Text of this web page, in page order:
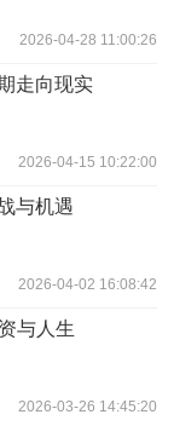
2026-04-28 11:00:26
走向现实
2026-04-15 10:22:00
与机遇
2026-04-02 16:08:42
与人生
2026-03-26 14:45:20